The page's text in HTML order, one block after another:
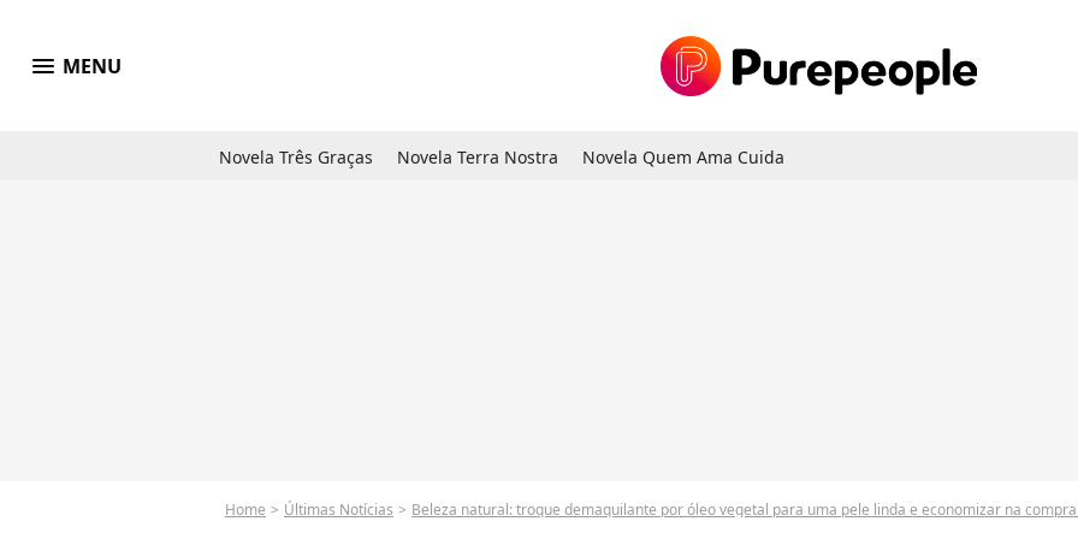
menu MENU
Novela Três Graças Novela Terra Nostra Novela Quem Ama Cuida
Home Últimas Notícias Beleza natural: troque demaquilante por óleo vegetal para uma pele linda e economizar na